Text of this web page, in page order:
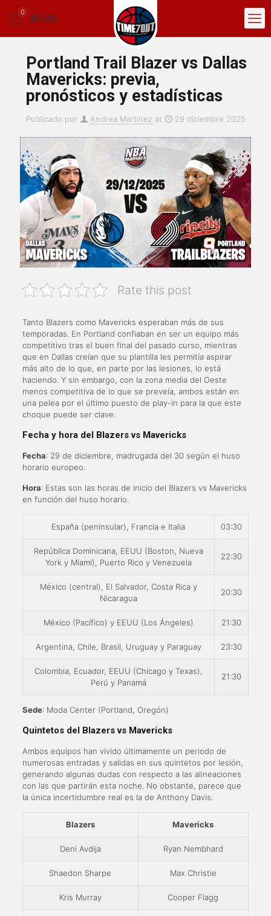
0 $0.00
Portland Trail Blazer vs Dallas
Mavericks: previa,
pronósticos y estadísticas
Publicado por Andrea Martinez at 29 diciembre 2025
Rate this post
Tanto Blazers como Mavericks esperaban más de sus
temporadas. En Portland confiaban en ser un equipo más
competitivo tras el buen final del pasado curso, mientras
que en Dallas creían que su plantilla les permitía aspirar
más alto de lo que, en parte por las lesiones, lo está
haciendo. Y sin embargo, con la zona media del Oeste
menos competitiva de lo que se preveía, ambos están en
una pelea por el último puesto de play-in para la que este
choque puede ser clave.
Fecha y hora del Blazers vs Mavericks
Fecha: 29 de diciembre, madrugada del 30 según el huso
horario europeo.
Hora: Estas son las horas de inicio del Blazers vs Mavericks
en función del huso horario.
España (peninsular), Francia e Italia 03:30
República Dominicana, EEUU (Boston, Nueva
York y Miami), Puerto Rico y Venezuela
22:30
México (central), El Salvador, Costa Rica y
Nicaragua
20:30
México (Pacífico) y EEUU (Los Ángeles) 21:30
Argentina, Chile, Brasil, Uruguay y Paraguay 23:30
Colombia, Ecuador, EEUU (Chicago y Texas),
Perú y Panamá
21:30
Sede: Moda Center (Portland, Oregón)
Quintetos del Blazers vs Mavericks
Ambos equipos han vivido últimamente un periodo de
numerosas entradas y salidas en sus quintetos por lesión,
generando algunas dudas con respecto a las alineaciones
con las que partirán esta noche. No obstante, parece que
la única incertidumbre real es la de Anthony Davis.
Blazers Mavericks
Deni Avdija Ryan Nembhard
Shaedon Sharpe Max Christie
Kris Murray Cooper Flagg